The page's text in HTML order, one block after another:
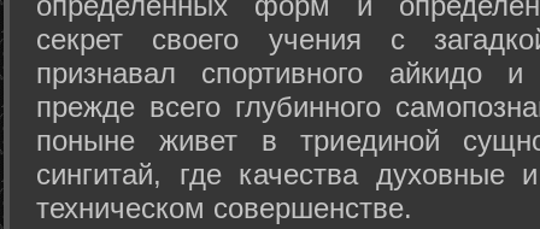
секрет своего учения с
признавал спортивного айкидо
прежде всего глубинного
поныне живет в триединой
сингитай, где качества духовные
техническом совершенстве.